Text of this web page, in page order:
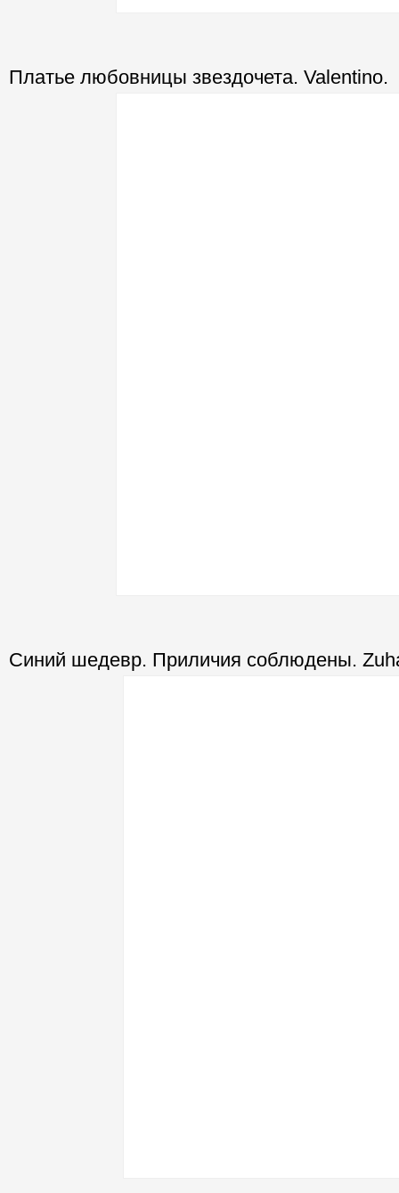
Платье любовницы звездочета. Valentino.
Синий шедевр. Приличия соблюдены.